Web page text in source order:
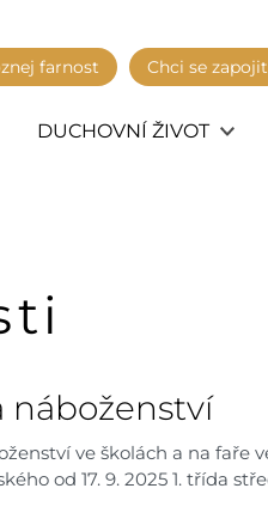
farnost Chci se zapojit
DUCHOVNÍ ŽIVOT
náboženství
ve školách a na faře
od 17. 9. 2025 1. třída